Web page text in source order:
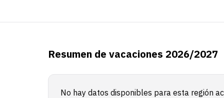
Resumen de vacaciones 2026/2027
No hay datos disponibles para esta región